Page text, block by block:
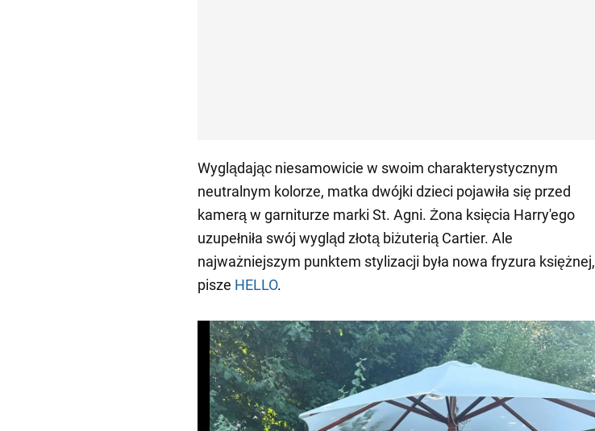
Wyglądając niesamowicie w swoim charakterystycznym
neutralnym kolorze, matka dwójki dzieci pojawiła się przed
kamerą w garniturze marki St. Agni. Żona księcia Harry'ego
uzupełniła swój wygląd złotą biżuterią Cartier. Ale
najważniejszym punktem stylizacji była nowa fryzura księżnej,
pisze HELLO.